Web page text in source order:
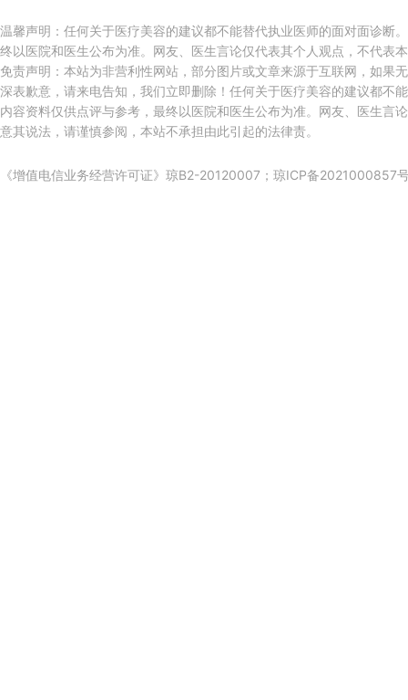
温馨声明：任何关于医疗美容的建议都不能替代执业医师的面对面诊断
终以医院和医生公布为准。网友、医生言论仅代表其个人观点，不代表
免责声明：本站为非营利性网站，部分图片或文章来源于互联网，如果
深表歉意，请来电告知，我们立即删除！任何关于医疗美容的建议都不
内容资料仅供点评与参考，最终以医院和医生公布为准。网友、医生言
意其说法，请谨慎参阅，本站不承担由此引起的法律责。
《增值电信业务经营许可证》琼B2-20120007； 琼ICP备2021000857